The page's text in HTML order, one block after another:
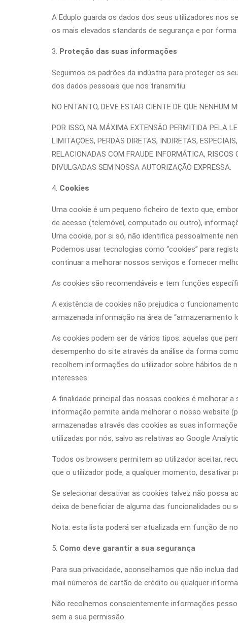
A Eduplo guarda os dados dos seus utilizadores nos
os mais elevados standards de segurança e por
Proteção das suas informações
Seguimos os padrões da indústria para proteger os
dos dados pessoais que nos transmitiu.
NO ENTANTO, DEVE ESTAR CIENTE DE QUE NENHUM
POR ISSO, NA MÁXIMA EXTENSÃO PERMITIDA PELA
LIMITAÇÕES, PERDAS DIRETAS, INDIRETAS,
RELACIONADAS COM FRAUDE INFORMÁTICA, RISCOS
DIVULGADAS SEM NOSSA AUTORIZAÇÃO EXPRESSA.
Cookies
Uma cookie é um pequeno ficheiro de texto que,
de acesso (telemóvel, computado ou outro),
Uma cookie, por si só, não identifica pessoalmente
Podemos usar tecnologias como “cookies” para
continuar a melhorar nossos serviços e fornecer
As cookies são recomendáveis e tem funções
A existência de cookies não prejudica o
armazenada informação na área de
As cookies podem ser de vários tipos: aquelas que
desempenho do site através da análise da forma
recolhem informações do utilizador sobre hábitos de
interesses.
A finalidade principal das nossas cookies é melhorar
informação permite ainda melhorar o nosso website
armazenadas através das cookies as suas
utilizadas por nós, salvo as relativas ao Google
Todos os browsers permitem ao utilizador aceitar,
que o utilizador pode, a qualquer momento,
Se selecionar desativar as cookies talvez não possa
deixa de beneficiar de alguma das funcionalidades ou
Nota: esta lista poderá ser atualizada em função de
Como deve garantir a sua segurança
Para sua privacidade, aconselhamos que não inclua
mail números de cartão de crédito ou qualquer
Não recolhemos conscientemente informações
sem a sua permissão.